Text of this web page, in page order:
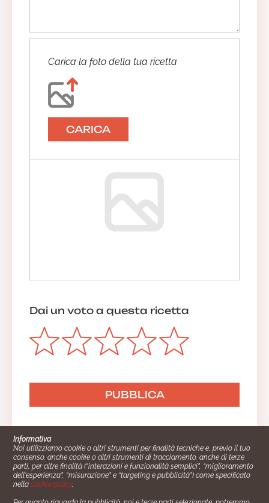
Carica la foto della tua ricetta
CARICA
Dai un voto a questa ricetta
Informativa
Noi utilizziamo cookie o altri strumenti per finalità tecniche e, previo il tuo
consenso, anche cookie o altri strumenti di tracciamento, anche di terze
parti, per altre finalità (“interazioni e funzionalità semplici”, “miglioramento
dell'esperienza”, “misurazione” e “targeting e pubblicità”) come specificato
nellacookie policy.